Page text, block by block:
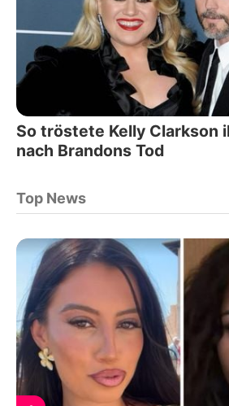
So tröstete Kelly Clarkson
nach Brandons Tod
Top News